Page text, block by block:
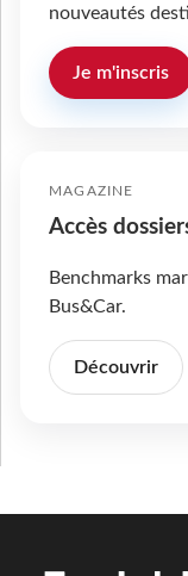
nouveautés
Je m'inscris
MAGAZINE
Accès
Benchmarks
Bus&Car.
Découvrir